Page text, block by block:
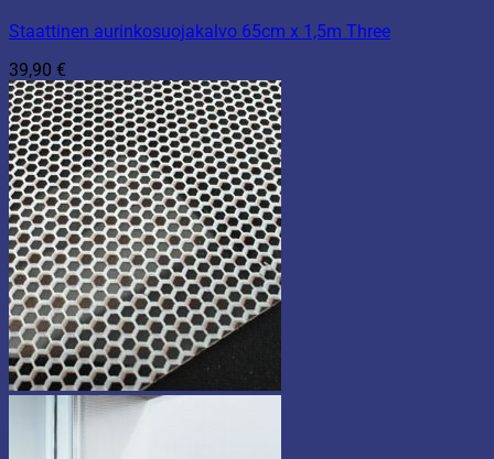
Staattinen aurinkosuojakalvo 65cm x 1,5m Three
39,90 €